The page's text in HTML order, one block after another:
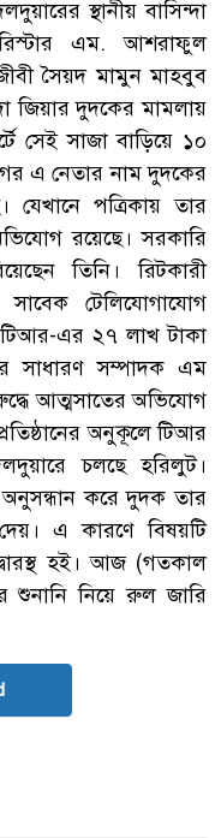
স্থানীয় বাসিন্দা
এম. আশরাফুল
সৈয়দ মামুন মাহবুব
জিয়ার দুদকের মামলায়
সেই সাজা বাড়িয়ে ১০
এ নেতার নাম দুদকের
যেখানে পত্রিকায় তার
রয়েছে। সরকারি
তিনি। রিটকারী
টেলিযোগাযোগ
টিআর-এর ২৭ লাখ টাকা
সাধারণ সম্পাদক এম
আত্মসাতের অভিযোগ
অনুকূলে টিআর
চলছে হরিলুট।
অনুসন্ধান করে দুদক তার
এ কারণে বিষয়টি
হই। আজ (গতকাল
নিয়ে রুল জারি